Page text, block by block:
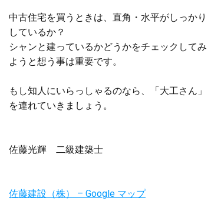
中古住宅を買うときは、直角・水平がしっかり
しているか？
シャンと建っているかどうかをチェックしてみ
ようと想う事は重要です。
もし知人にいらっしゃるのなら、「大工さん」
を連れていきましょう。
佐藤光輝 二級建築士
佐藤建設（株） – Google マップ